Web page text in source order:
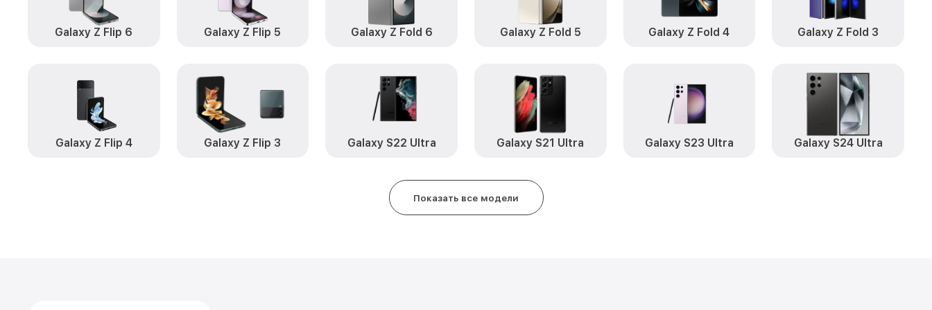
Замена камеры Galaxy A01 Samsung Заказать
Ремонт цепи питания Galaxy A01 Samsung Заказать
Замена Wi-Fi Galaxy A01 Samsung Заказать
Замена разъема зарядки Galaxy A01 Samsung
Замена защитного стекла Galaxy A01 Samsung
Galaxy Z Flip 6 Galaxy Z Flip 5 Galaxy Z Fold 6 Galaxy Z Fold 5 Galaxy Z Fold 4 Galaxy Z Fold 3
Galaxy Z Flip 4 Galaxy Z Flip 3 Galaxy S22 Ultra Galaxy S21 Ultra Galaxy S23 Ultra Galaxy S24 Ultra
Показать все модели